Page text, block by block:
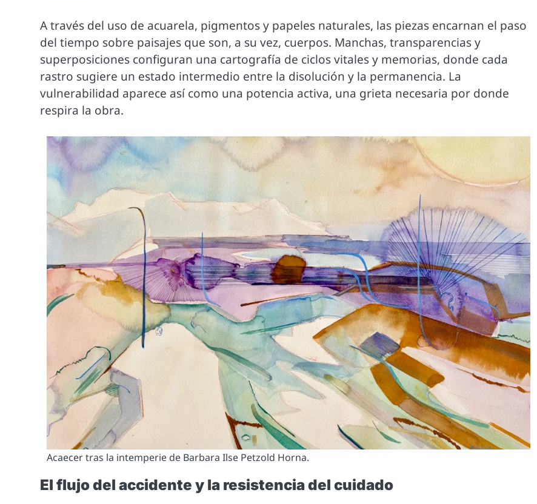
A través del uso de acuarela, pigmentos y papeles naturales, las piezas encarnan el paso
del tiempo sobre paisajes que son, a su vez, cuerpos. Manchas, transparencias y
superposiciones configuran una cartografía de ciclos vitales y memorias, donde cada
rastro sugiere un estado intermedio entre la disolución y la permanencia. La
vulnerabilidad aparece así como una potencia activa, una grieta necesaria por donde
respira la obra.
Acaecer tras la intemperie de Barbara Ilse Petzold Horna.
El flujo del accidente y la resistencia del cuidado